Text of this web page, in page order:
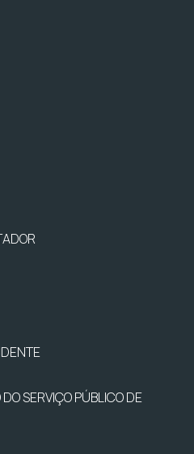
SERVIÇO PÚBLICO DE